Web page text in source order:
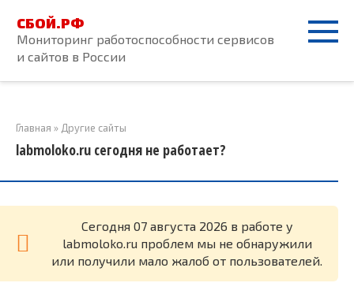
контенту
СБОЙ.РФ
Мониторинг работоспособности сервисов
и сайтов в России
Главная » Другие сайты
labmoloko.ru сегодня не работает?
Cегодня 07 августа 2026 в работе у
labmoloko.ru проблем мы не обнаружили
или получили мало жалоб от пользователей.